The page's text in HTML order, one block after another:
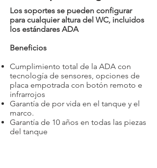
Los soportes se pueden configurar
para cualquier altura del WC, incluidos
los estándares ADA
Beneficios
Cumplimiento total de la ADA con
tecnología de sensores, opciones de
placa empotrada con botón remoto e
infrarrojos
Garantía de por vida en el tanque y el
marco.
Garantía de 10 años en todas las piezas
del tanque